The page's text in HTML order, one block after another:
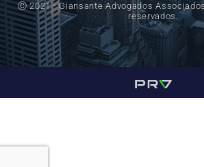
Ⓒ 2021 - Giansante Advogados
reservados.